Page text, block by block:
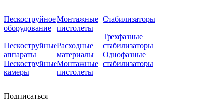
Пескоструйное
оборудование
Пескоструйные
аппараты
Пескоструйные
камеры
Монтажные
пистолеты
Расходные
материалы
Монтажные
пистолеты
Стабилизаторы
Трехфазные
стабилизаторы
Однофазные
стабилизаторы
Подписаться